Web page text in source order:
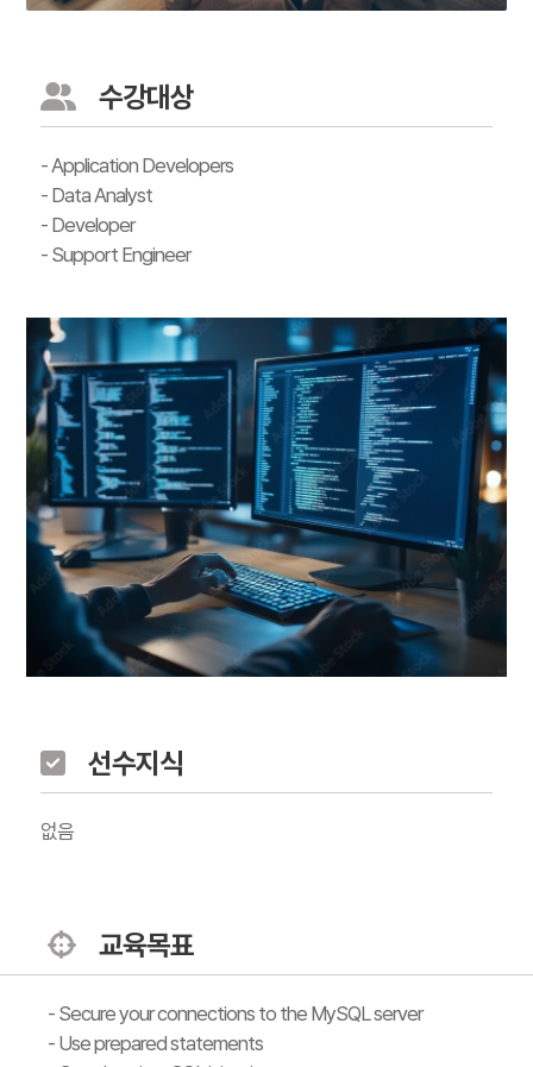
수강대상
- Application Developers
- Data Analyst
- Developer
- Support Engineer
선수지식
없음
교육목표
- Secure your connections to the MySQL server
- Use prepared statements